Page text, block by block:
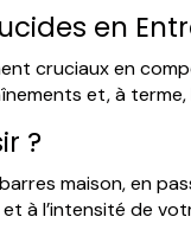
en
cruciaux en
et, à
?
maison, en
à l’intensité de